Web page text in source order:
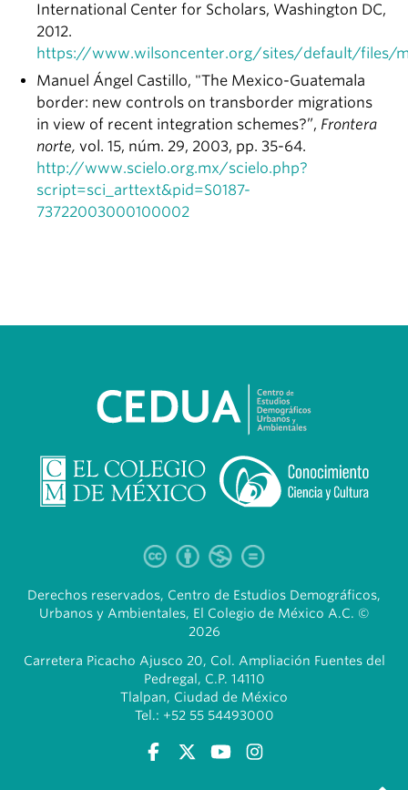
International Center for Scholars, Washington DC,
2012.
https://www.wilsoncenter.org/sites/default/files/
Manuel Ángel Castillo, "The Mexico-Guatemala
border: new controls on transborder migrations
in view of recent integration schemes?”, Frontera
norte, vol. 15, núm. 29, 2003, pp. 35-64.
http://www.scielo.org.mx/scielo.php?
script=sci_arttext&pid=S0187-
73722003000100002
Derechos reservados, Centro de Estudios Demográficos,
Urbanos y Ambientales, El Colegio de México A.C. ©
2026
Carretera Picacho Ajusco 20, Col. Ampliación Fuentes del
Pedregal, C.P. 14110
Tlalpan, Ciudad de México
Tel.: +52 55 54493000